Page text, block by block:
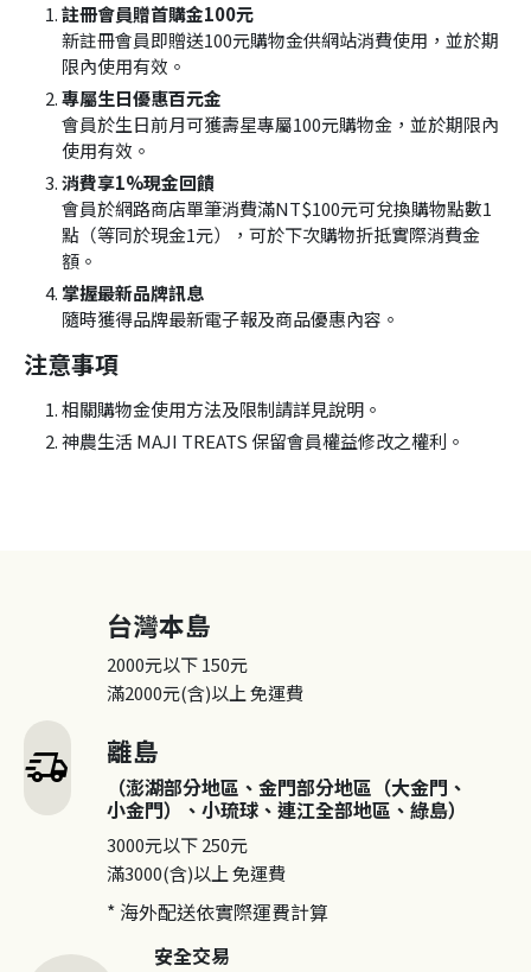
註冊會員贈首購金100元
新註冊會員即贈送100元購物金供網站消費使用，並於期
限內使用有效。
專屬生日優惠百元金
會員於生日前月可獲壽星專屬100元購物金，並於期限內
使用有效。
消費享1%現金回饋
會員於網路商店單筆消費滿NT$100元可兌換購物點數1
點（等同於現金1元），可於下次購物折抵實際消費金
額。
掌握最新品牌訊息
隨時獲得品牌最新電子報及商品優惠內容。
注意事項
相關購物金使用方法及限制請詳見說明。
神農生活 MAJI TREATS 保留會員權益修改之權利。
delivery_truck_speed
台灣本島
2000元以下150元
滿2000元(含)以上免運費
離島
（澎湖部分地區、金門部分地區（大金門、
小金門）、小琉球、連江全部地區、綠島）
3000元以下250元
滿3000(含)以上免運費
* 海外配送依實際運費計算
安全交易